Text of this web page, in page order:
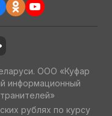
ООО «Куфар
информационный
рублях по курсу